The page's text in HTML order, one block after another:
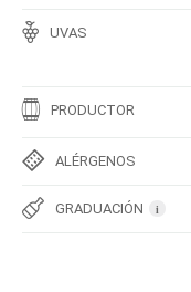
UVAS
PRODUCTOR
ALÉRGENOS
GRADUACIÓN i